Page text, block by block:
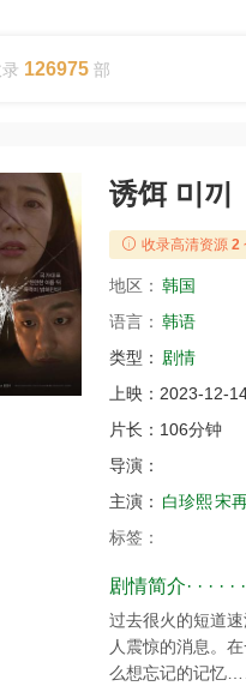
126975 部
诱饵 미끼
收录高清资源 2
地区： 韩国
语言： 韩语
类型： 剧情
上映： 2023-12-
片长： 106分钟
导演：
主演： 白珍熙宋
标签：
剧情简介· · · · · ·
过去很火的短道
人震惊的消息。
么想忘记的记忆